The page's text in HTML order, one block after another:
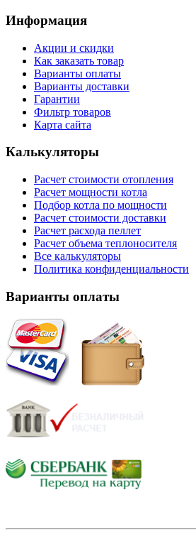
Информация
Акции и скидки
Как заказать товар
Варианты оплаты
Варианты доставки
Гарантии
Фильтр товаров
Карта сайта
Калькуляторы
Расчет стоимости отопления
Расчет мощности котла
Подбор котла по мощности
Расчет стоимости доставки
Расчет расхода пеллет
Расчет объема теплоносителя
Все калькуляторы
Политика конфиденциальности
Варианты оплаты